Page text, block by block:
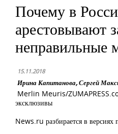
Почему в
арестовывают
неправильные
15.11.2018
Ирина Капитанова, Сергей
Merlin Meuris/
эксклюзивы
News.ru разбирается в версиях